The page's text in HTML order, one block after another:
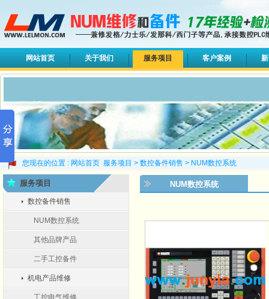
网站首页 关于我们 服务项目 客户案例
您现在的位置 : 网站首页 服务项目 > 数控备件销售 > NUM数控系统
NUM数控系统
服务项目
数控备件销售
NUM数控系统
其他品牌产品
二手工控备件
机电产品维修
工控电气维修